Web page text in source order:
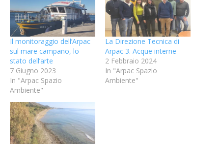
Il monitoraggio dell’Arpac
sul mare campano, lo
stato dell’arte
7 Giugno 2023
In "Arpac Spazio
Ambiente"
La Direzione Tecnica di
Arpac 3. Acque interne
2 Febbraio 2024
In "Arpac Spazio
Ambiente"